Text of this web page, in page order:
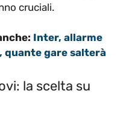
cruciali.
Inter, allarme
quante gare salterà
la scelta su